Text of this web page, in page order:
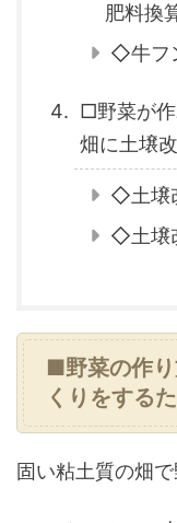
肥料換
◇牛フ
□野菜が
畑に土壌
◇土壌
◇土壌
■野菜の作
くりをする
固い粘土質の畑で